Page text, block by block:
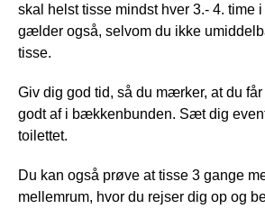
skal helst tisse mindst hver 3.- 4. time
gælder også, selvom du ikke
tisse.
Giv dig god tid, så du mærker, at du
godt af i bækkenbunden. Sæt dig
toilettet.
Du kan også prøve at tisse 3 gange
mellemrum, hvor du rejser dig op og